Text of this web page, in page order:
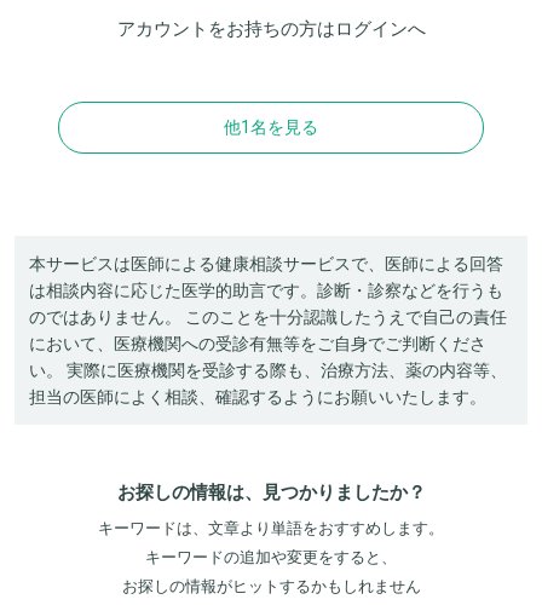
アカウントをお持ちの方はログインへ
他1名を見る
本サービスは医師による健康相談サービスで、医師による回答
は相談内容に応じた医学的助言です。診断・診察などを行うも
のではありません。 このことを十分認識したうえで自己の責任
において、医療機関への受診有無等をご自身でご判断くださ
い。 実際に医療機関を受診する際も、治療方法、薬の内容等、
担当の医師によく相談、確認するようにお願いいたします。
お探しの情報は、見つかりましたか？
キーワードは、文章より単語をおすすめします。
キーワードの追加や変更をすると、
お探しの情報がヒットするかもしれません